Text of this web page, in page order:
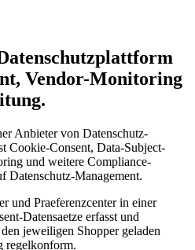
Vendor-Monitoring
Anbieter von Datenschutz-
Cookie-Consent, Data-Subject-
und weitere Compliance-
Datenschutz-Management.
und Praeferenzcenter in einer
Datensaetze erfasst und
jeweiligen Shopper geladen
regelkonform.